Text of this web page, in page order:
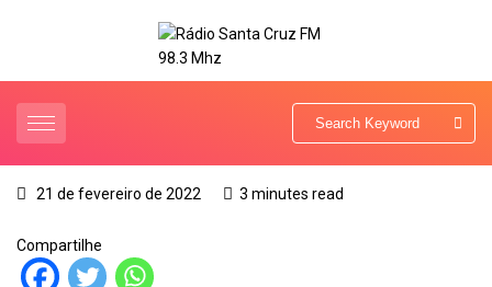
21 de fevereiro de 2022 3 minutes read
Compartilhe